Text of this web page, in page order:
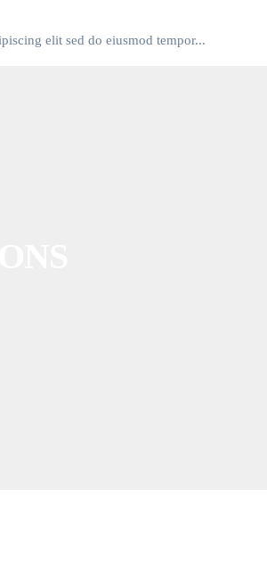
elit sed do eiusmod tempor...